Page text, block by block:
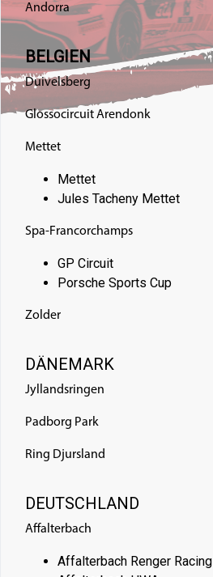
Andorra
BELGIEN
Duivelsberg
Glossocircuit Arendonk
Mettet
Mettet
Jules Tacheny Mettet
Spa-Francorchamps
GP Circuit
Porsche Sports Cup
Zolder
DÄNEMARK
Jyllandsringen
Padborg Park
Ring Djursland
DEUTSCHLAND
Affalterbach
Affalterbach Renger Racing